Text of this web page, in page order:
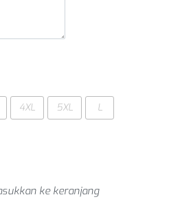
4XL 5XL L
ke keranjang